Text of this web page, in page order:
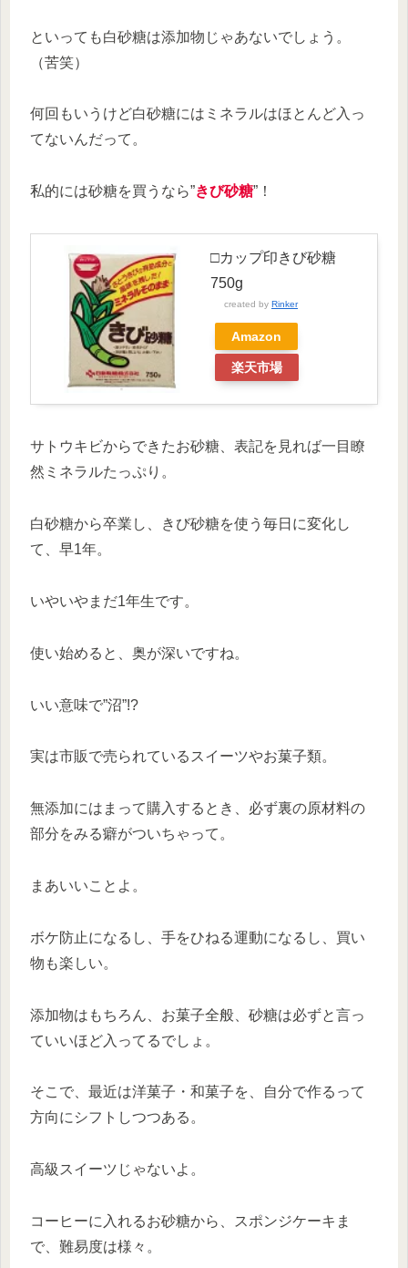
といっても白砂糖は添加物じゃあないでしょう。
（苦笑）
何回もいうけど白砂糖にはミネラルはほとんど入っ
てないんだって。
私的には砂糖を買うなら”きび砂糖”！
□カップ印きび砂糖
750g
created by Rinker
Amazon
楽天市場
サトウキビからできたお砂糖、表記を見れば一目瞭
然ミネラルたっぷり。
白砂糖から卒業し、きび砂糖を使う毎日に変化し
て、早1年。
いやいやまだ1年生です。
使い始めると、奥が深いですね。
いい意味で”沼”!?
実は市販で売られているスイーツやお菓子類。
無添加にはまって購入するとき、必ず裏の原材料の
部分をみる癖がついちゃって。
まあいいことよ。
ボケ防止になるし、手をひねる運動になるし、買い
物も楽しい。
添加物はもちろん、お菓子全般、砂糖は必ずと言っ
ていいほど入ってるでしょ。
そこで、最近は洋菓子・和菓子を、自分で作るって
方向にシフトしつつある。
高級スイーツじゃないよ。
コーヒーに入れるお砂糖から、スポンジケーキま
で、難易度は様々。